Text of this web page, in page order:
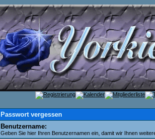
Passwort vergessen
Benutzername:
Geben Sie hier Ihren Benutzernamen ein, damit wir Ihnen